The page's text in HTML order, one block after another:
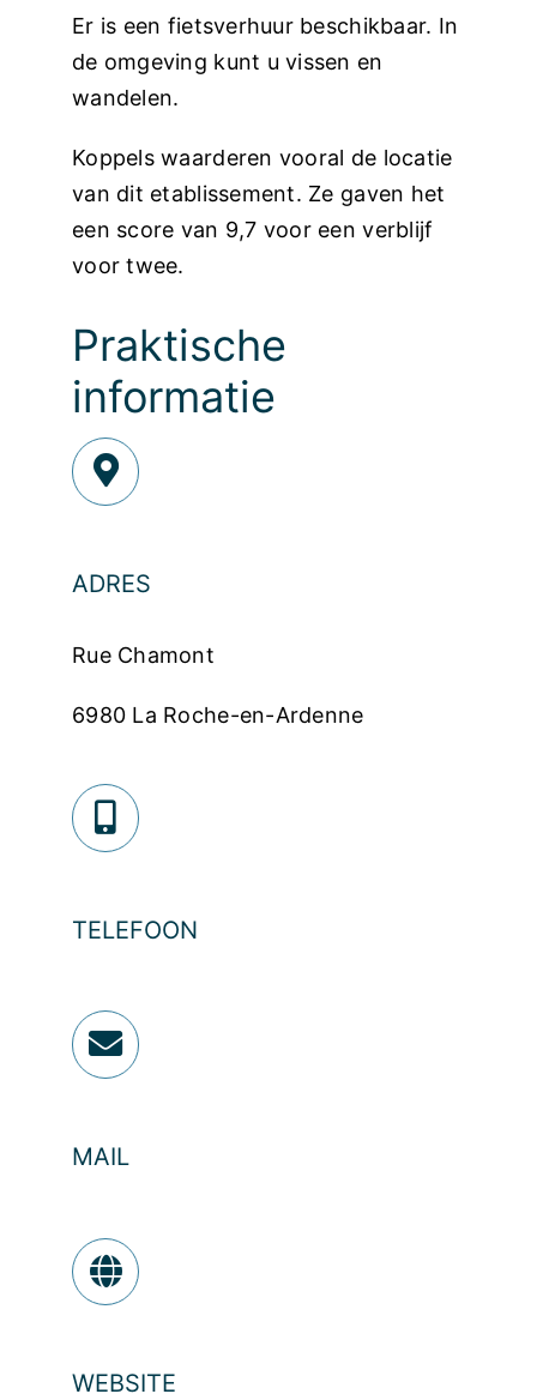
Er is een fietsverhuur beschikbaar. In
de omgeving kunt u vissen en
wandelen.
Koppels waarderen vooral de locatie
van dit etablissement. Ze gaven het
een score van 9,7 voor een verblijf
voor twee.
Praktische
informatie
ADRES
Rue Chamont
6980 La Roche-en-Ardenne
TELEFOON
MAIL
WEBSITE